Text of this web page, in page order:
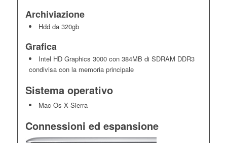
Archiviazione
Hdd da 320gb
Grafica
Intel HD Graphics 3000 con 384MB di SDRAM DDR3
condivisa con la memoria principale
Sistema operativo
Mac Os X Sierra
Connessioni ed espansione